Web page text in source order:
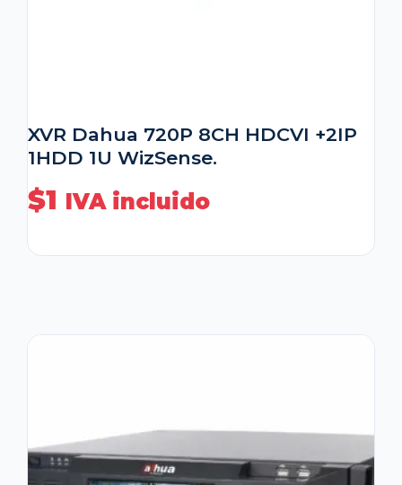
XVR Dahua 720P 8CH HDCVI +2IP
1HDD 1U WizSense.
$1 IVA incluido